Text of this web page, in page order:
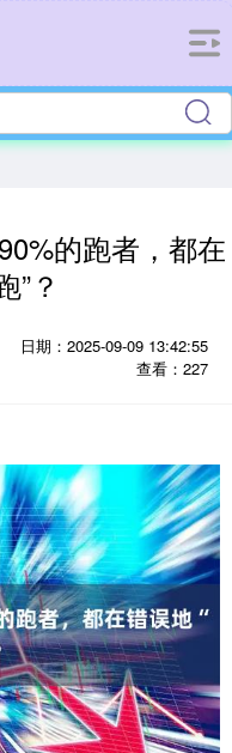
的跑者，都在
”？
日期：2025-09-09 13:42:55
查看：227